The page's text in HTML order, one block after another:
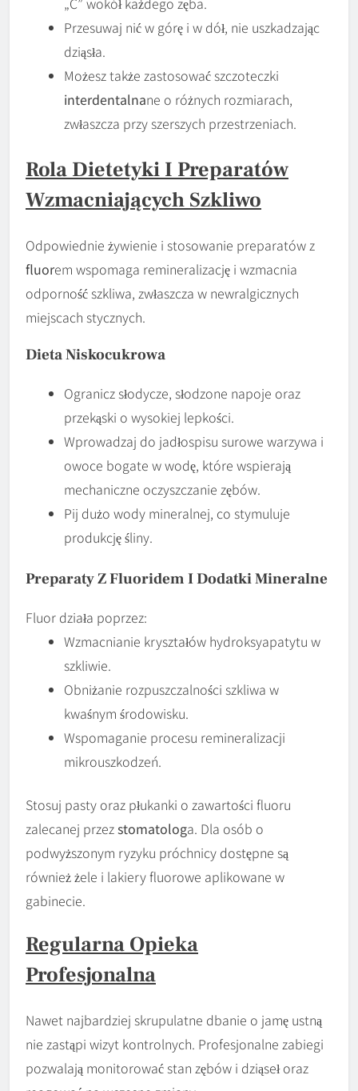
Przesuwaj nić w górę i w dół, nie uszkadzając
dziąsła.
Możesz także zastosować szczoteczki
interdentalnane o różnych rozmiarach,
zwłaszcza przy szerszych przestrzeniach.
Rola Dietetyki I Preparatów
Wzmacniających Szkliwo
Odpowiednie żywienie i stosowanie preparatów z
fluorem wspomaga remineralizację i wzmacnia
odporność szkliwa, zwłaszcza w newralgicznych
miejscach stycznych.
Dieta Niskocukrowa
Ogranicz słodycze, słodzone napoje oraz
przekąski o wysokiej lepkości.
Wprowadzaj do jadłospisu surowe warzywa i
owoce bogate w wodę, które wspierają
mechaniczne oczyszczanie zębów.
Pij dużo wody mineralnej, co stymuluje
produkcję śliny.
Preparaty Z Fluoridem I Dodatki Mineralne
Fluor działa poprzez:
Wzmacnianie kryształów hydroksyapatytu w
szkliwie.
Obniżanie rozpuszczalności szkliwa w
kwaśnym środowisku.
Wspomaganie procesu remineralizacji
mikrouszkodzeń.
Stosuj pasty oraz płukanki o zawartości fluoru
zalecanej przezstomatologa. Dla osób o
podwyższonym ryzyku próchnicy dostępne są
również żele i lakiery fluorowe aplikowane w
gabinecie.
Regularna Opieka
Profesjonalna
Nawet najbardziej skrupulatne dbanie o jamę ustną
nie zastąpi wizyt kontrolnych. Profesjonalne zabiegi
pozwalają monitorować stan zębów i dziąseł oraz